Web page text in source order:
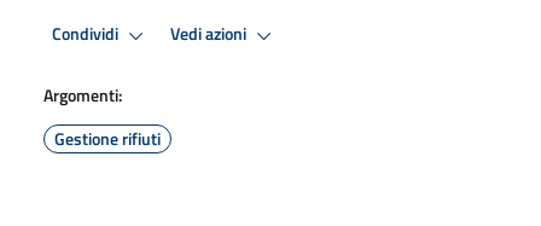
Condividi Vedi azioni
Argomenti:
Gestione rifiuti